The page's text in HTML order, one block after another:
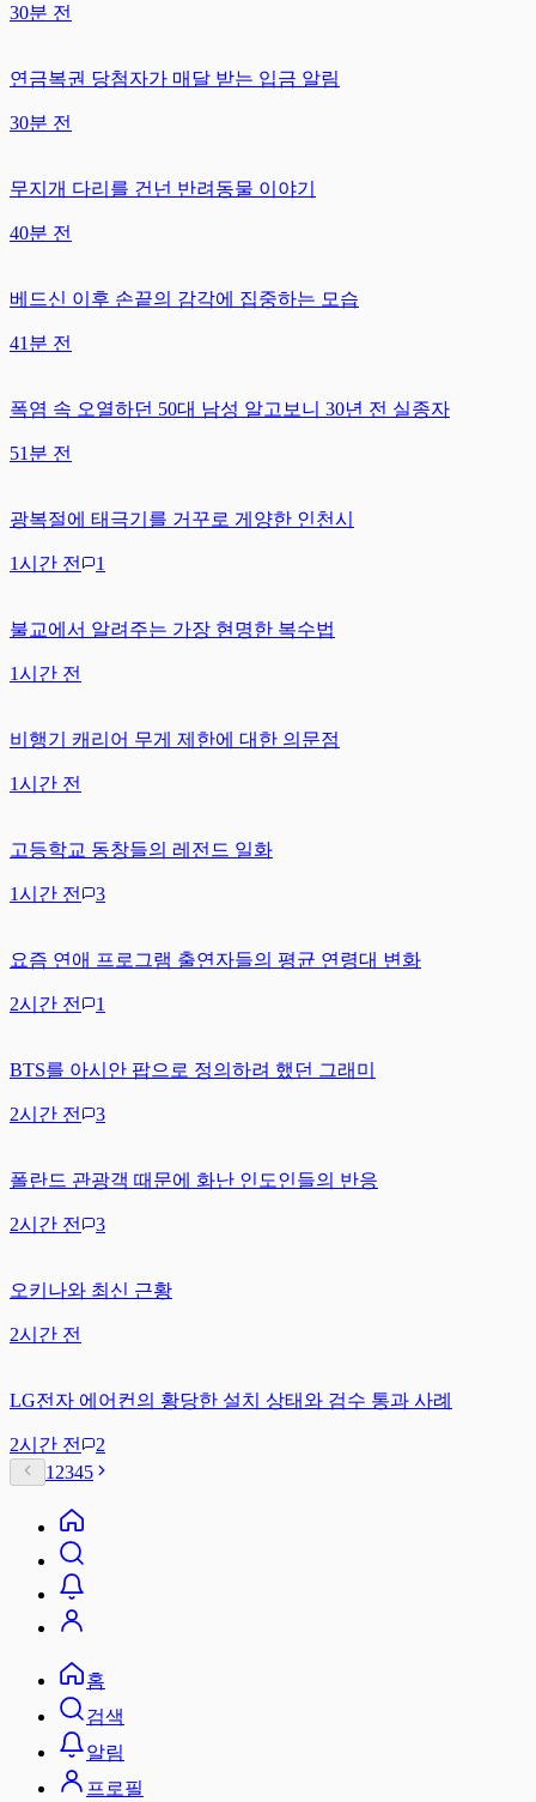
30분 전
연금복권 당첨자가 매달 받는 입금 알림
30분 전
무지개 다리를 건넌 반려동물 이야기
40분 전
베드신 이후 손끝의 감각에 집중하는 모습
41분 전
폭염 속 오열하던 50대 남성 알고보니 30년 전 실종자
51분 전
광복절에 태극기를 거꾸로 게양한 인천시
1시간 전 1
불교에서 알려주는 가장 현명한 복수법
1시간 전
비행기 캐리어 무게 제한에 대한 의문점
1시간 전
고등학교 동창들의 레전드 일화
1시간 전 3
요즘 연애 프로그램 출연자들의 평균 연령대 변화
2시간 전 1
BTS를 아시안 팝으로 정의하려 했던 그래미
2시간 전 3
폴란드 관광객 때문에 화난 인도인들의 반응
2시간 전 3
오키나와 최신 근황
2시간 전
LG전자 에어컨의 황당한 설치 상태와 검수 통과 사례
2시간 전
2
1 2345
홈
검색
알림
프로필